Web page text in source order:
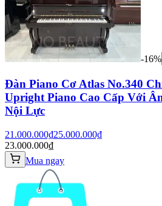
-16%
Đàn Piano Cơ Atlas No.340
Upright Piano Cao Cấp Với
Nội Lực
21.000.000₫25.000.000₫
23.000.000₫
Mua ngay